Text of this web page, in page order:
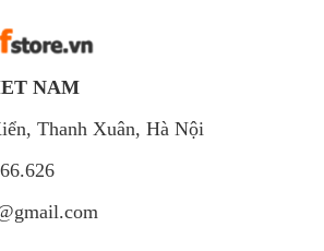
NAM
Thanh Xuân, Hà Nội